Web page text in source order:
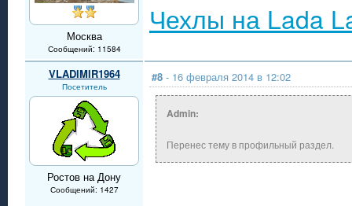
Москва
Сообщений: 11584
Чехлы на Lada
VLADIMIR1964
Посетитель
Ростов на Дону
Сообщений: 1427
#8 - 16 февраля 2014 в 12:02
Admin:
Перенес тему в профильный раздел.